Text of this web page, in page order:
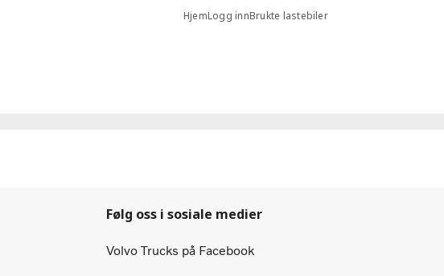
HjemLogg innBrukte lastebiler
Følg oss i sosiale medier
Volvo Trucks på Facebook